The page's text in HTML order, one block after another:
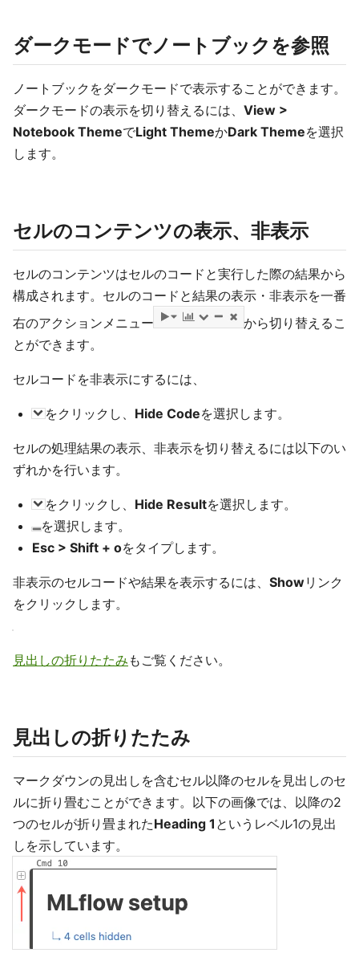
ダークモードでノートブックを参照
ノートブックをダークモードで表示することができます。
ダークモードの表示を切り替えるには、 View >
Notebook ThemeでLight ThemeかDark Themeを選択
します。
セルのコンテンツの表示、非表示
セルのコンテンツはセルのコードと実行した際の結果から
構成されます。セルのコードと結果の表示・非表示を一番
右のアクションメニュー
から切り替えるこ
とができます。
セルコードを非表示にするには、
をクリックし、 Hide Codeを選択します。
セルの処理結果の表示、非表示を切り替えるには以下のい
ずれかを行います。
をクリックし、 Hide Resultを選択します。
を選択します。
Esc > Shift + oをタイプします。
非表示のセルコードや結果を表示するには、 Showリンク
をクリックします。
見出しの折りたたみ もご覧ください。
見出しの折りたたみ
マークダウンの見出しを含むセル以降のセルを見出しのセ
ルに折り畳むことができます。以下の画像では、以降の2
つのセルが折り畳まれたHeading 1 というレベル1の見出
しを示しています。